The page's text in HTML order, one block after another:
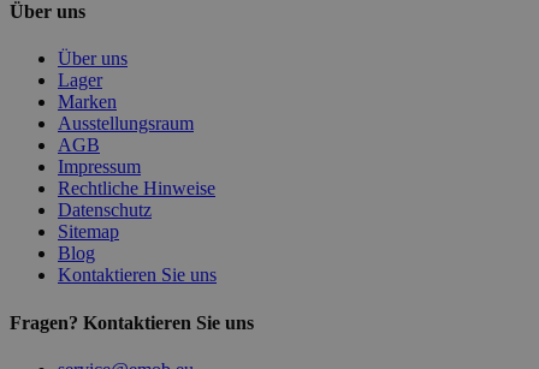
Über uns
Über uns
Lager
Marken
Ausstellungsraum
AGB
Impressum
Rechtliche Hinweise
Datenschutz
Sitemap
Blog
Kontaktieren Sie uns
Fragen? Kontaktieren Sie uns